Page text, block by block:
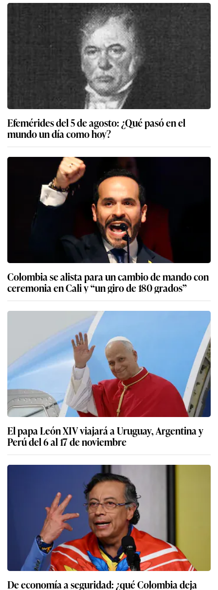
Efemérides del 5 de agosto: ¿Qué pasó en el
mundo un día como hoy?
Colombia se alista para un cambio de mando con
ceremonia en Cali y “un giro de 180 grados”
El papa León XIV viajará a Uruguay, Argentina y
Perú del 6 al 17 de noviembre
De economía a seguridad: ¿qué Colombia deja